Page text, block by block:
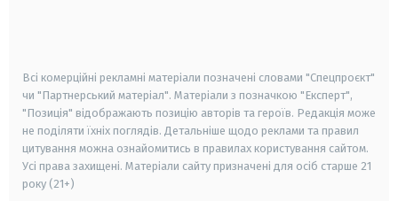
Всі комерційні рекламні матеріали позначені словами "Спецпроєкт"
чи "Партнерський матеріал". Матеріали з позначкою "Експерт",
"Позиція" відображають позицію авторів та героїв. Редакція може
не поділяти їхніх поглядів. Детальніше щодо реклами та правил
цитування можна ознайомитись в правилах користування сайтом.
Усі права захищені. Матеріали сайту призначені для осіб старше 21
року (21+)